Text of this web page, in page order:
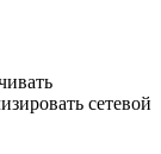
сетевой